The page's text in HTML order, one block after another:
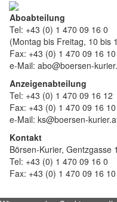
Aboabteilung
Tel: +43 (0) 1 470 09 16 0
(Montag bis Freitag, 10 bis
Fax: +43 (0) 1 470 09 16 10
e-Mail: abo@boersen-
Anzeigenabteilung
Tel: +43 (0) 1 470 09 16 12
Fax: +43 (0) 1 470 09 16 10
e-Mail: ks@boersen-
Kontakt
Börsen-Kurier, Gentzgasse
Tel: +43 (0) 1 470 09 16 0
Fax: +43 (0) 1 470 09 16 10